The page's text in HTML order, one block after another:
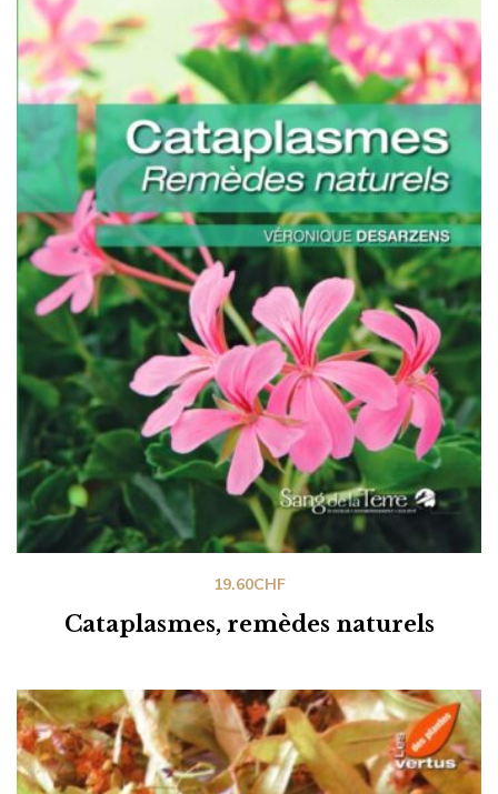
Cataplasmes, remèdes naturels
19.60CHF